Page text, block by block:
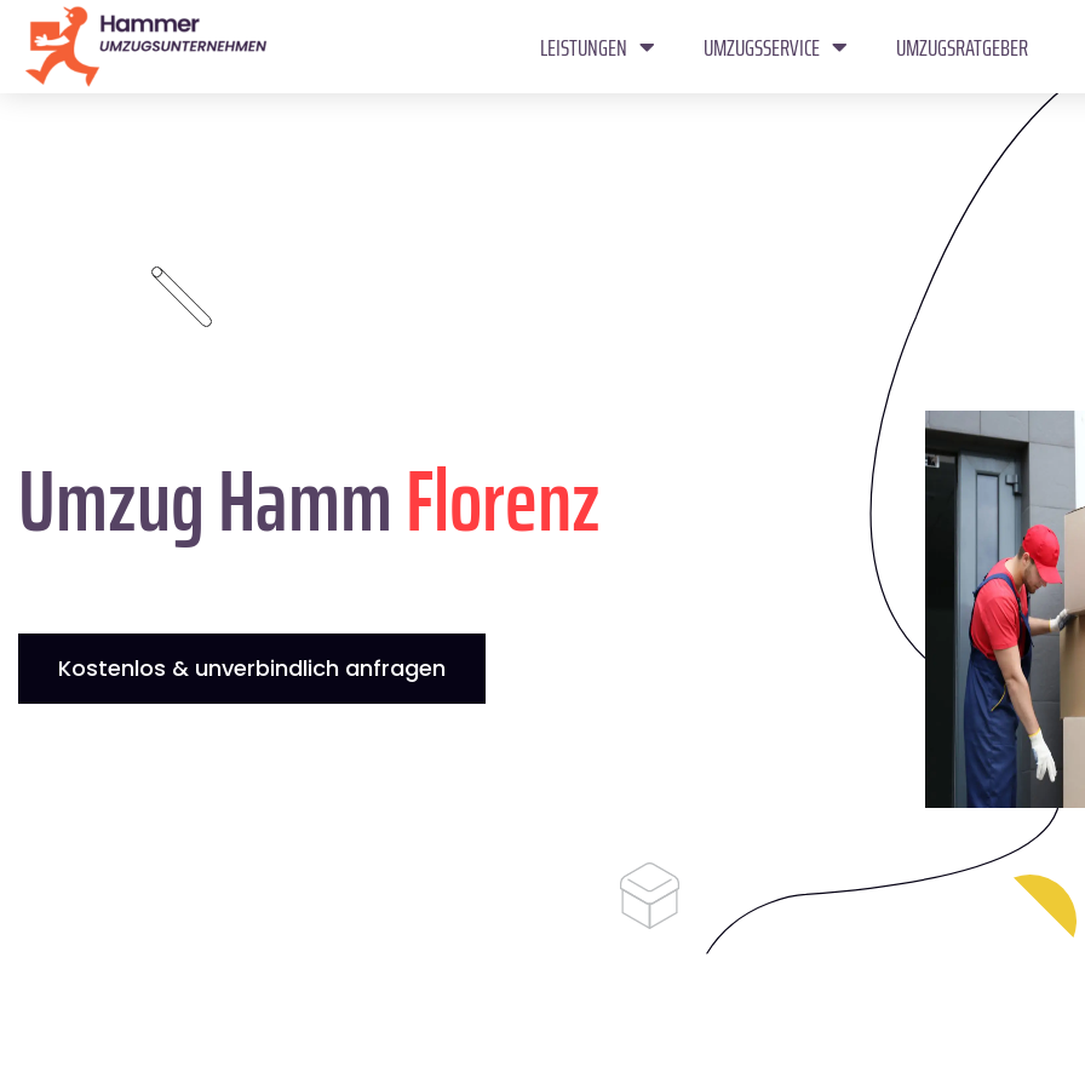
LEISTUNGEN UMZUGSSERVICE UMZUGSRATGEBER
Umzug HammFlorenz
Kostenlos & unverbindlich anfragen